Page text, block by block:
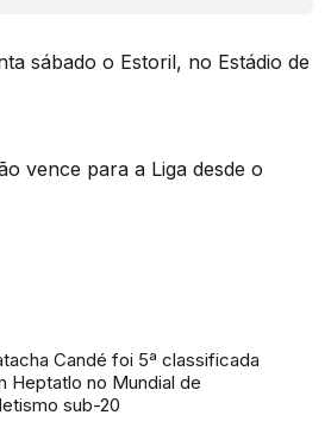
sábado o Estoril, no Estádio de
vence para a Liga desde o
Candé foi 5ª classificada
Heptatlo no Mundial de
sub-20